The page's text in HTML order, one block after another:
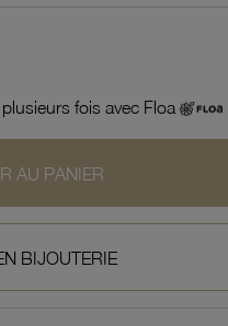
fois avec Floa
AU PANIER
BIJOUTERIE